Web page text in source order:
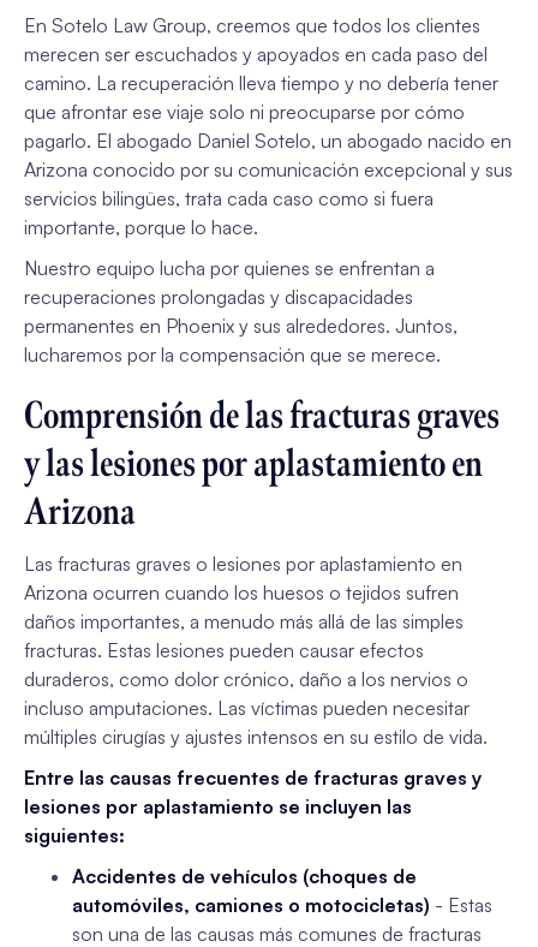
En Sotelo Law Group, creemos que todos los clientes
merecen ser escuchados y apoyados en cada paso del
camino. La recuperación lleva tiempo y no debería tener
que afrontar ese viaje solo ni preocuparse por cómo
pagarlo. El abogado Daniel Sotelo, un abogado nacido en
Arizona conocido por su comunicación excepcional y sus
servicios bilingües, trata cada caso como si fuera
importante, porque lo hace.
Nuestro equipo lucha por quienes se enfrentan a
recuperaciones prolongadas y discapacidades
permanentes en Phoenix y sus alrededores. Juntos,
lucharemos por la compensación que se merece.
Comprensión de las fracturas graves
y las lesiones por aplastamiento en
Arizona
Las fracturas graves o lesiones por aplastamiento en
Arizona ocurren cuando los huesos o tejidos sufren
daños importantes, a menudo más allá de las simples
fracturas. Estas lesiones pueden causar efectos
duraderos, como dolor crónico, daño a los nervios o
incluso amputaciones. Las víctimas pueden necesitar
múltiples cirugías y ajustes intensos en su estilo de vida.
Entre las causas frecuentes de fracturas graves y
lesiones por aplastamiento se incluyen las
siguientes:
Accidentes de vehículos (choques de
automóviles, camiones o motocicletas) - Estas
son una de las causas más comunes de fracturas